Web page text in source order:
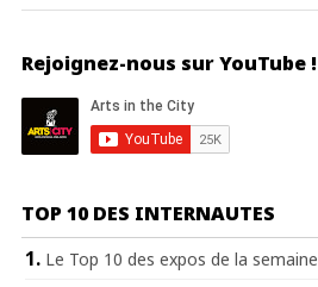
Rejoignez-nous sur YouTube !
TOP 10 DES INTERNAUTES
Le Top 10 des expos de la semaine